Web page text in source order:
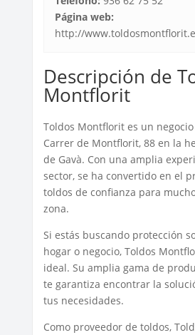
Página web:
http://
Descripción de
Montflorit
Toldos Montflorit es un
Carrer de Montflorit, 88 en la
de Gavà. Con una amplia
sector, se ha convertido en el
toldos de confianza para
zona.
Si estás buscando protección
hogar o negocio, Toldos
ideal. Su amplia gama de
te garantiza encontrar la
tus necesidades.
Como proveedor de toldos,